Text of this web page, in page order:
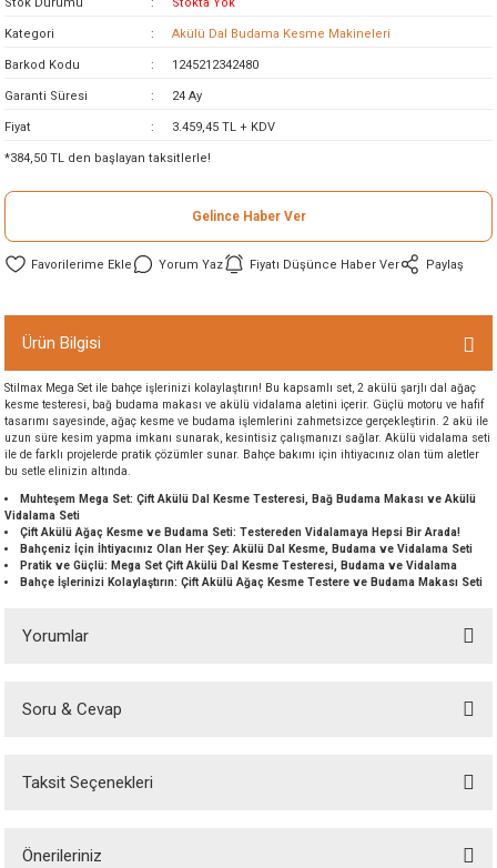
Testereler
Üfleme Makinesi
Kategori Akülü Dal Budama Kesme Makineleri
Barkod Kodu 1245212342480
Garanti Süresi 24 Ay
Fiyat 3.459,45 TL + KDV
*384,50 TL den başlayan taksitlerle!
Gelince Haber Ver
Yorum Yaz Fiyatı Düşünce Haber Ver Paylaş
Ürün Bilgisi
Stilmax Mega Set ile bahçe işlerinizi kolaylaştırın! Bu kapsamlı set, 2 akülü şarjlı dal ağaç
kesme testeresi, bağ budama makası ve akülü vidalama aletini içerir. Güçlü motoru ve hafif
tasarımı sayesinde, ağaç kesme ve budama işlemlerini zahmetsizce gerçekleştirin. 2 akü ile
uzun süre kesim yapma imkanı sunarak, kesintisiz çalışmanızı sağlar. Akülü vidalama seti
ile de farklı projelerde pratik çözümler sunar. Bahçe bakımı için ihtiyacınız olan tüm aletler
bu setle elinizin altında.
Muhteşem Mega Set: Çift Akülü Dal Kesme Testeresi, Bağ Budama Makası ve Akülü
Vidalama Seti
Çift Akülü Ağaç Kesme ve Budama Seti: Testereden Vidalamaya Hepsi Bir Arada!
Bahçeniz İçin İhtiyacınız Olan Her Şey: Akülü Dal Kesme, Budama ve Vidalama Seti
Pratik ve Güçlü: Mega Set Çift Akülü Dal Kesme Testeresi, Budama ve Vidalama
Bahçe İşlerinizi Kolaylaştırın: Çift Akülü Ağaç Kesme Testere ve Budama Makası Seti
Yorumlar
Soru & Cevap
Ürün hakkında henüz soru sorulmamış.
Taksit Seçenekleri
Önerileriniz